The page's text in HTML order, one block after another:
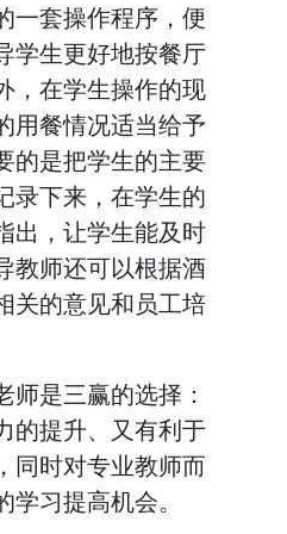
一套操作程序，便
学生更好地按餐厅
，在学生操作的现
用餐情况适当给予
的是把学生的主要
录下来，在学生的
出，让学生能及时
教师还可以根据酒
关的意见和员工培
师是三赢的选择：
的提升、又有利于
同时对专业教师而
习提高机会。